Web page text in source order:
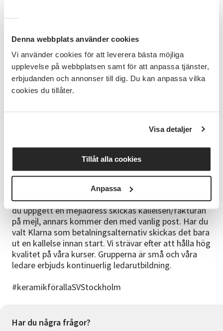
Denna webbplats använder cookies
Vi använder cookies för att leverera bästa möjliga
upplevelse på webbplatsen samt för att anpassa tjänster,
erbjudanden och annonser till dig. Du kan anpassa vilka
cookies du tillåter.
Visa detaljer
Tillåt alla cookies
Anpassa
Kursdatum
November: 5, 12, 26
innan glasering.
LokalenAlvikstorpet
Sista anmälningsdag
Vi skickar dig en kallelse/faktura före kursstart. Har
du uppgett en mejladress skickas kallelsen/fakturan
på mejl, annars kommer den med vanlig post. Har du
valt Klarna som betalningsalternativ skickas det bara
ut en kallelse innan start. Vi strävar efter att hålla hög
kvalitet på våra kurser. Grupperna är små och våra
ledare erbjuds kontinuerlig ledarutbildning.
#keramikförallaSVStockholm
Har du några frågor?